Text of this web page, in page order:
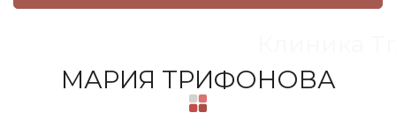
МАРИЯ ТРИФОНОВА